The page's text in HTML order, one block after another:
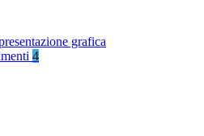
grafica
4